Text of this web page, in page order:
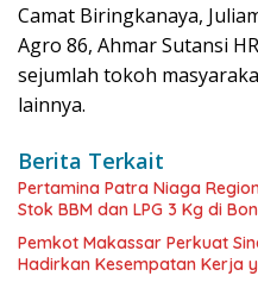
Camat Biringkanaya,
Agro 86, Ahmar Sutansi
sejumlah tokoh
lainnya.
Berita Terkait
Pertamina Patra Niaga
Stok BBM dan LPG 3 Kg di
Pemkot Makassar Perkuat
Hadirkan Kesempatan Kerja